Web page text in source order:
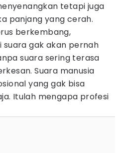
tetapi juga
panjang yang cerah.
berkembang,
suara gak akan pernah
suara sering terasa
Suara manusia
yang gak bisa
Itulah mengapa profesi